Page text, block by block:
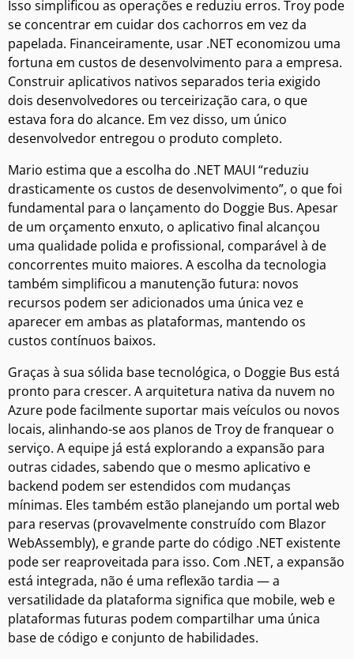
Isso simplificou as operações e reduziu erros. Troy pode
se concentrar em cuidar dos cachorros em vez da
papelada. Financeiramente, usar .NET economizou uma
fortuna em custos de desenvolvimento para a empresa.
Construir aplicativos nativos separados teria exigido
dois desenvolvedores ou terceirização cara, o que
estava fora do alcance. Em vez disso, um único
desenvolvedor entregou o produto completo.
Mario estima que a escolha do .NET MAUI “reduziu
drasticamente os custos de desenvolvimento”, o que foi
fundamental para o lançamento do Doggie Bus. Apesar
de um orçamento enxuto, o aplicativo final alcançou
uma qualidade polida e profissional, comparável à de
concorrentes muito maiores. A escolha da tecnologia
também simplificou a manutenção futura: novos
recursos podem ser adicionados uma única vez e
aparecer em ambas as plataformas, mantendo os
custos contínuos baixos.
Graças à sua sólida base tecnológica, o Doggie Bus está
pronto para crescer. A arquitetura nativa da nuvem no
Azure pode facilmente suportar mais veículos ou novos
locais, alinhando-se aos planos de Troy de franquear o
serviço. A equipe já está explorando a expansão para
outras cidades, sabendo que o mesmo aplicativo e
backend podem ser estendidos com mudanças
mínimas. Eles também estão planejando um portal web
para reservas (provavelmente construído com Blazor
WebAssembly), e grande parte do código .NET existente
pode ser reaproveitada para isso. Com .NET, a expansão
está integrada, não é uma reflexão tardia — a
versatilidade da plataforma significa que mobile, web e
plataformas futuras podem compartilhar uma única
base de código e conjunto de habilidades.